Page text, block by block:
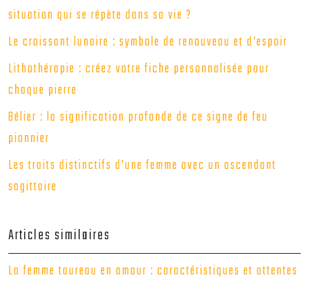
situation qui se répète dans sa vie ?
Le croissant lunaire : symbole de renouveau et d’espoir
Lithothérapie : créez votre fiche personnalisée pour
chaque pierre
Bélier : la signification profonde de ce signe de feu
pionnier
Les traits distinctifs d’une femme avec un ascendant
sagittaire
Articles similaires
La femme taureau en amour : caractéristiques et attentes